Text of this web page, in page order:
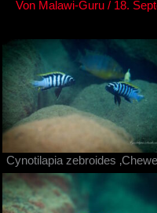
Von Malawi-Guru / 18.
Cynotilapia zebroides